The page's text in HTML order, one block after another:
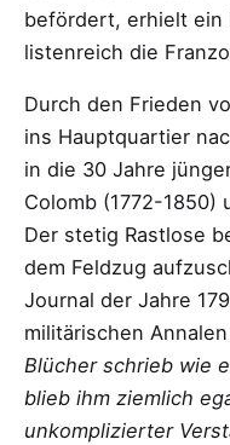
befördert, erhielt ein
listenreich die
Durch den Frieden
ins Hauptquartier
in die 30 Jahre
Colomb (1772-1850)
Der stetig Rastlose
dem Feldzug
Journal der Jahre
militärischen
Blücher schrieb wie
blieb ihm ziemlich
unkomplizierter